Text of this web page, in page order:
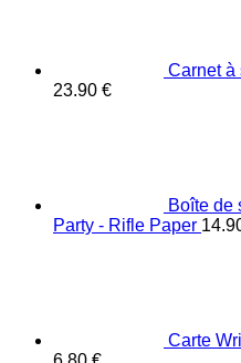
Carnet à
23.90 €
Boîte de
Party - Rifle Paper
Carte